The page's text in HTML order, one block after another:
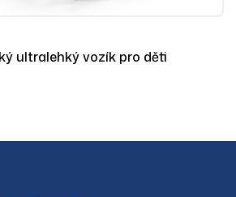
ultralehký vozík pro děti